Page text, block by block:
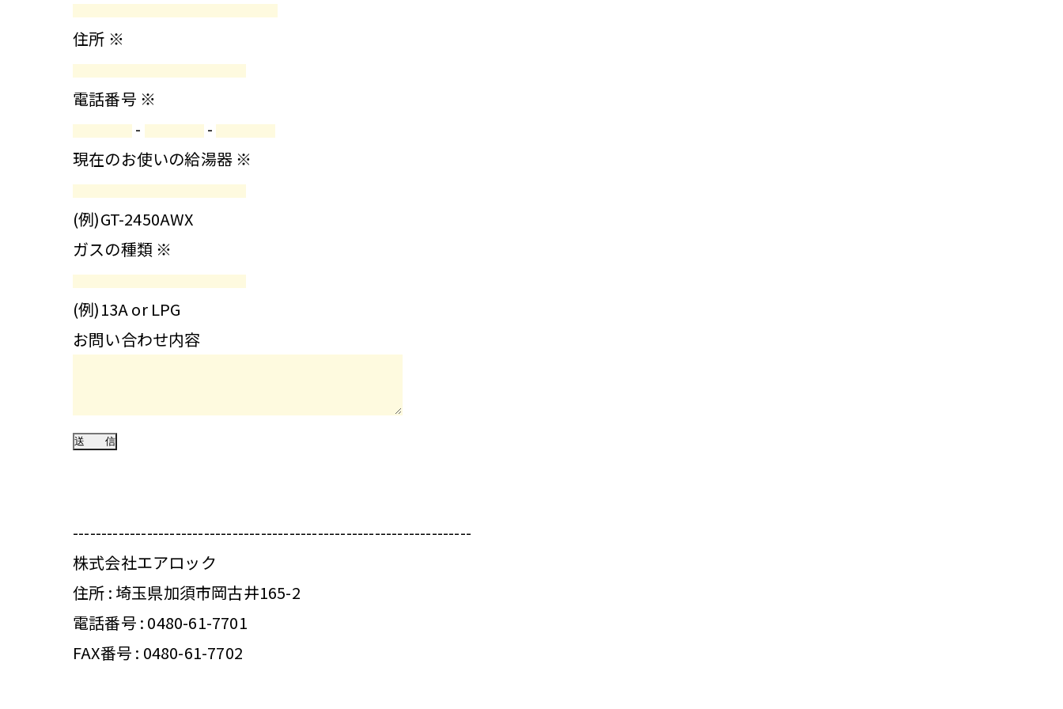
住所 ※
電話番号 ※
-
-
現在のお使いの給湯器 ※
(例)GT-2450AWX
ガスの種類 ※
(例)13A or LPG
お問い合わせ内容
----------------------------------------------------------------------
株式会社エアロック
住所 : 埼玉県加須市岡古井165-2
電話番号 : 0480-61-7701
FAX番号 : 0480-61-7702